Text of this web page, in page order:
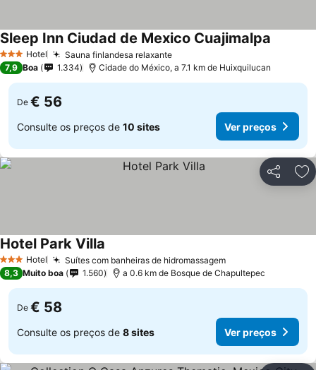
3 EstrelasHotel Sauna finlandesa relaxanteVer preços
Sleep Inn Ciudad de Mexico Cuajimalpa
7,9 Boa 1.334 Cidade do México, a 7.1 km de Huixquilucan
De € 56
Consulte os preços de 10 sites Ver preços
Partilhar
3 EstrelasHotel Suítes com banheiras de hidromassagemVer preços
Hotel Park Villa
8,3 Muito boa 1.560 a 0.6 km de Bosque de Chapultepec
De € 58
Consulte os preços de 8 sites Ver preços